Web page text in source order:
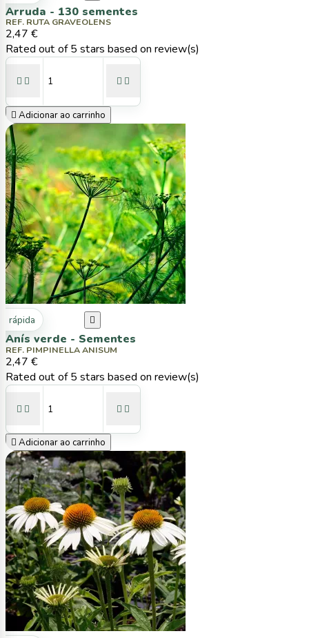
Arruda - 130 sementes
REF. RUTA GRAVEOLENS
2,47 €
Rated out of 5 stars based on review(s)
   
 Adicionar ao carrinho
rápida 
Anís verde - Sementes
REF. PIMPINELLA ANISUM
2,47 €
Rated out of 5 stars based on review(s)
   
 Adicionar ao carrinho